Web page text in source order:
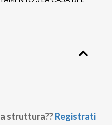
struttura??Registrati